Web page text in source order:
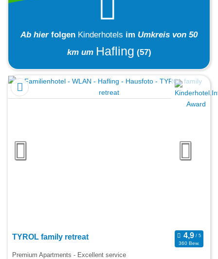
Ab hier folgen Kinderhotels im Umkreis von 50
km um Hafling (57)
TYROL family retreat
360 Bew.
Premium Apartments - Excellent service